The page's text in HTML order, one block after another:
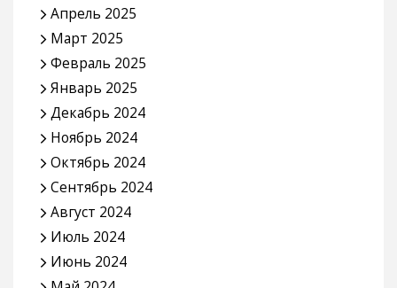
Апрель 2025
Март 2025
Февраль 2025
Январь 2025
Декабрь 2024
Ноябрь 2024
Октябрь 2024
Сентябрь 2024
Август 2024
Июль 2024
Июнь 2024